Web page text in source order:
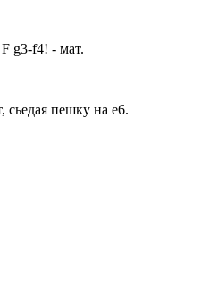
g3-f4! - мат.
сьедая пешку на е6.